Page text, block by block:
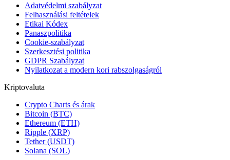
Adatvédelmi szabályzat
Felhasználási feltételek
Etikai Kódex
Panaszpolitika
Cookie-szabályzat
Szerkesztési politika
GDPR Szabályzat
Nyilatkozat a modern kori rabszolgaságról
Kriptovaluta
Crypto Charts és árak
Bitcoin (BTC)
Ethereum (ETH)
Ripple (XRP)
Tether (USDT)
Solana (SOL)